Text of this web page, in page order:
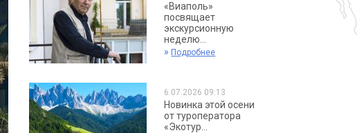
«Виаполь»
посвящает
экскурсионную
неделю...
» Подробнее
6.07.2026 09:13
Новинка этой осени
от туроператора
«Экотур...